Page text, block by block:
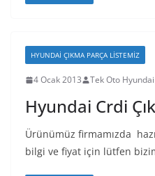
HYUNDAI ÇIKMA PARÇA LISTEMIZ
4 Ocak 2013 Tek Oto Hyundai
Hyundai Crdi
Ürünümüz firmamızda
bilgi ve fiyat için lütfen